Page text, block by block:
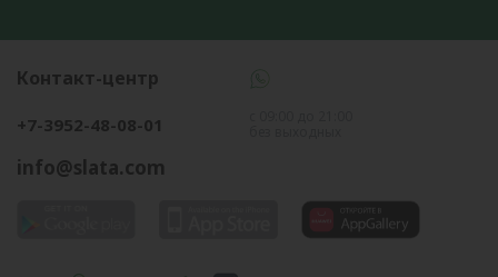
Контакт-центр
+7-3952-48-08-01
info@slata.com